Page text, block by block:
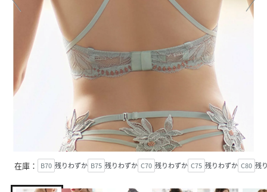
在庫： B70 残りわずか B75 残りわずか C70 残りわずか C75 残りわずか C80 残